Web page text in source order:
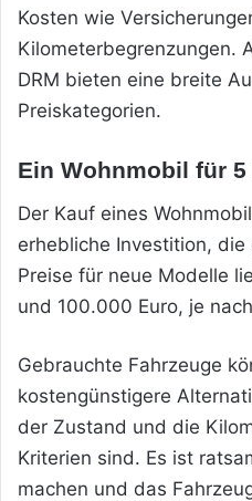
Kosten wie
Kilometerbegrenzungen.
DRM bieten eine breite
Preiskategorien.
Ein Wohnmobil für
Der Kauf eines
erhebliche Investition,
Preise für neue Modelle
und 100.000 Euro, je
Gebrauchte Fahrzeuge
kostengünstigere
der Zustand und die
Kriterien sind. Es ist
machen und das